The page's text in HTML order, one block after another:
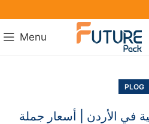
Menu
PLOG
في الأردن | أسعار جملة